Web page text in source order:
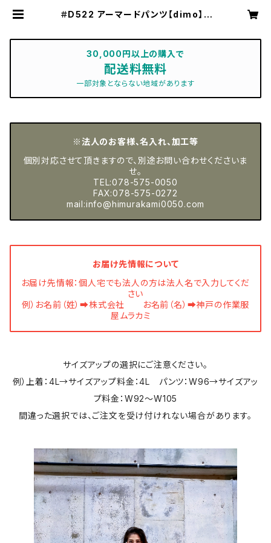
＃D522 アーマードパンツ【dimo】 |
30,000円以上の購入で
配送料無料
一部対象とならない地域があります
※法人のお客様、名入れ、加工等
個別対応させて頂きますので、別途お問い合わせくださいま
せ。
TEL:078-575-0050
FAX:078-575-0272
mail:info@himurakami0050.com
お届け先情報について
お届け先情報：個人宅でも法人の方は法人名で入力してくだ
さい
例）お名前（姓）➡株式会社 お名前（名）➡神戸の作業服
屋ムラカミ
サイズアップの選択にご注意ください。
例）上着：4L→サイズアップ料金：4L パンツ：W96→サイズアッ
プ料金：W92～W105
間違った選択では、ご注文を受け付けれない場合があります。